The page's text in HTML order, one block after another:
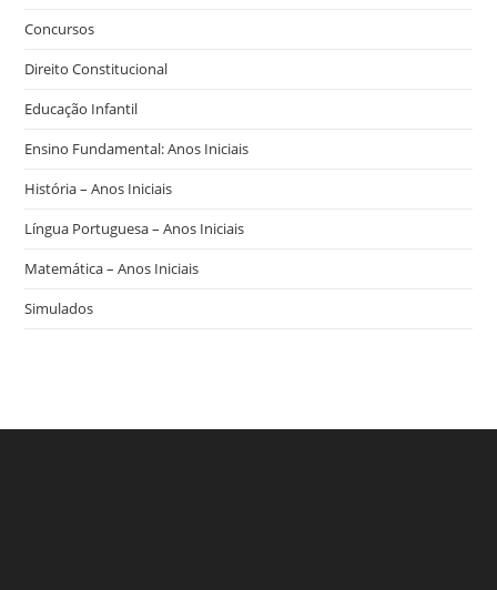
Concursos
Direito Constitucional
Educação Infantil
Ensino Fundamental: Anos Iniciais
História – Anos Iniciais
Língua Portuguesa – Anos Iniciais
Matemática – Anos Iniciais
Simulados